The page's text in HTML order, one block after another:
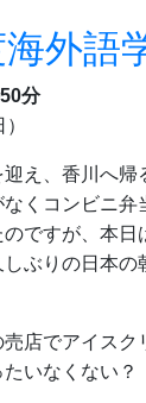
外語
分
え、香川へ帰
くコンビニ弁
ですが、本日
ぶりの日本の
店でアイスク
いなくない？